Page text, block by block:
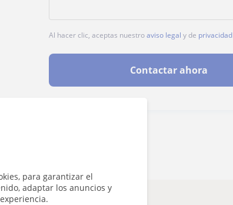
para garantizar el
adaptar los anuncios y
Al hacer clic, aceptas nuestroaviso legal y de privacidad
Contactar ahora